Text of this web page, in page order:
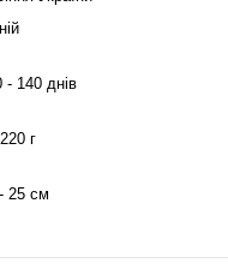
- 140 днів
г
25 см